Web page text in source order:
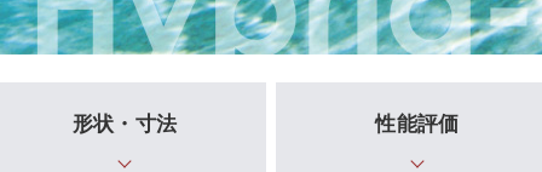
形状・寸法 性能評価